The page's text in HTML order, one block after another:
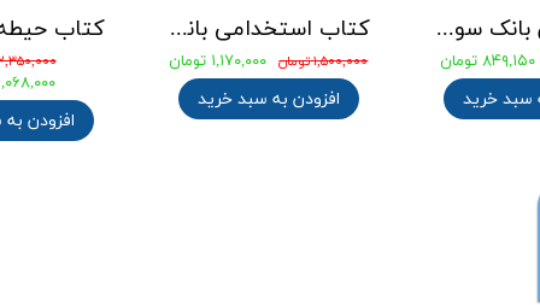
۲,۳۵۰,۰۰۰
۲,۰۶۸,۰۰۰
افزودن
کتاب استخدامی بانک های خصوصی و دولتی (بانکدار) 1404 انتشارات آراه
۱,۵۰۰,۰۰۰ تومان ۱,۱۷۰,۰۰۰ تومان
افزودن به سبد خرید
جامع ترین بانک سوالات استخدامی مهندسی شیمی، پلیمر و پتروشیمی
۸۴۹,۱۵۰ تومان
سبد خرید